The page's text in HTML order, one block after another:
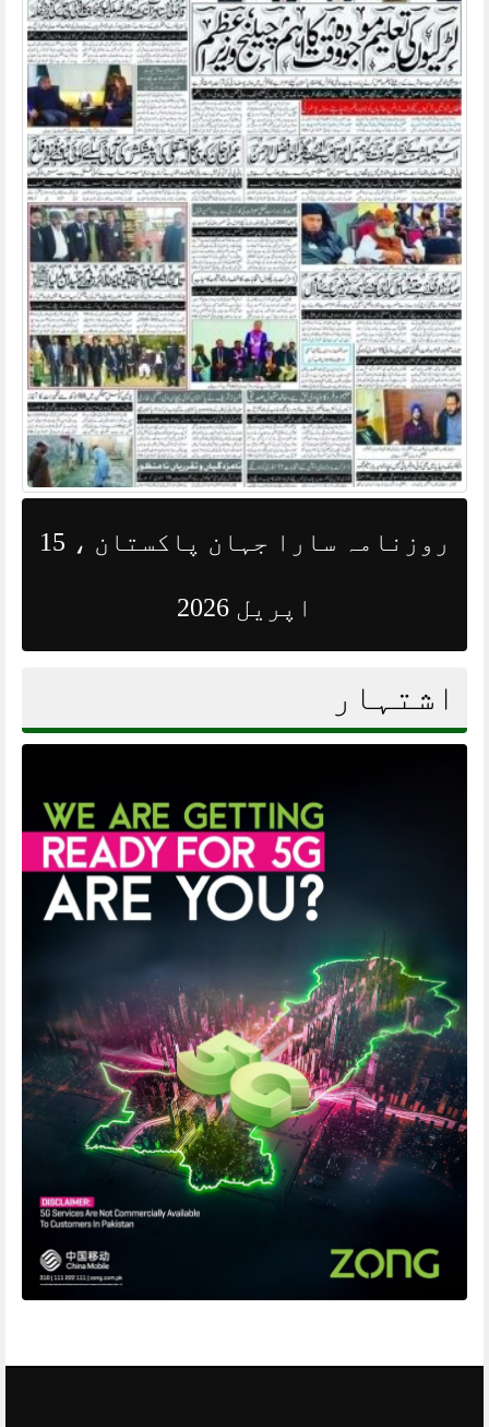
روزنامہ سارا جہان پاکستان ، 15
اپریل 2026
اشتہار